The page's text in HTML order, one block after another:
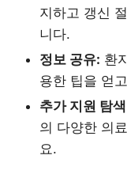
지하고 갱신
니다.
정보 공유: 환
용한 팁을 얻
추가 지원 탐
의 다양한 의
요.